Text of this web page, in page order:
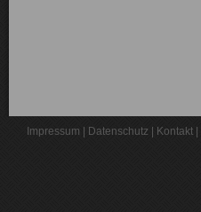
Impressum Datenschutz Kontakt